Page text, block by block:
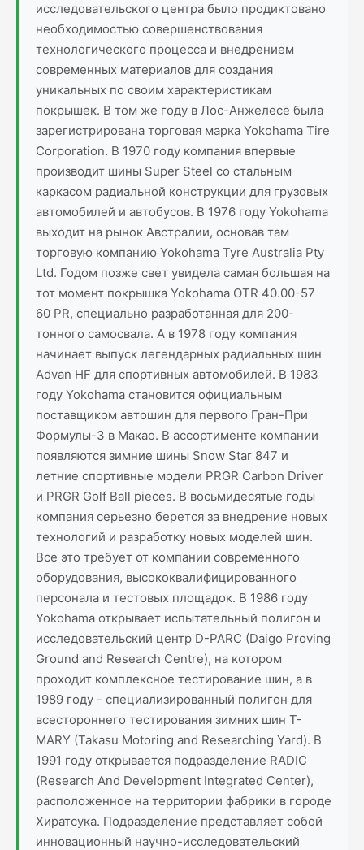
исследовательского центра было продиктовано
необходимостью совершенствования
технологического процесса и внедрением
современных материалов для создания
уникальных по своим характеристикам
покрышек. В том же году в Лос-Анжелесе была
зарегистрирована торговая марка Yokohama Tire
Corporation. В 1970 году компания впервые
производит шины Super Steel со стальным
каркасом радиальной конструкции для грузовых
автомобилей и автобусов. В 1976 году Yokohama
выходит на рынок Австралии, основав там
торговую компанию Yokohama Tyre Australia Pty
Ltd. Годом позже свет увидела самая большая на
тот момент покрышка Yokohama OTR 40.00-57
60 PR, специально разработанная для 200-
тонного самосвала. А в 1978 году компания
начинает выпуск легендарных радиальных шин
Advan HF для спортивных автомобилей. В 1983
году Yokohama становится официальным
поставщиком автошин для первого Гран-При
Формулы-3 в Макао. В ассортименте компании
появляются зимние шины Snow Star 847 и
летние спортивные модели PRGR Carbon Driver
и PRGR Golf Ball pieces. В восьмидесятые годы
компания серьезно берется за внедрение новых
технологий и разработку новых моделей шин.
Все это требует от компании современного
оборудования, высококвалифицированного
персонала и тестовых площадок. В 1986 году
Yokohama открывает испытательный полигон и
исследовательский центр D-PARC (Daigo Proving
Ground and Research Centre), на котором
проходит комплексное тестирование шин, а в
1989 году - специализированный полигон для
всестороннего тестирования зимних шин T-
MARY (Takasu Motoring and Researching Yard). В
1991 году открывается подразделение RADIC
(Research And Development Integrated Center),
расположенное на территории фабрики в городе
Хиратсука. Подразделение представляет собой
инновационный научно-исследовательский